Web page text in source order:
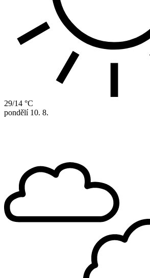
29/14 °C
pondělí 10. 8.